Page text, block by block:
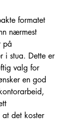
formatet
nærmest
på
i stua. Dette er
valg for
en god
at det koster